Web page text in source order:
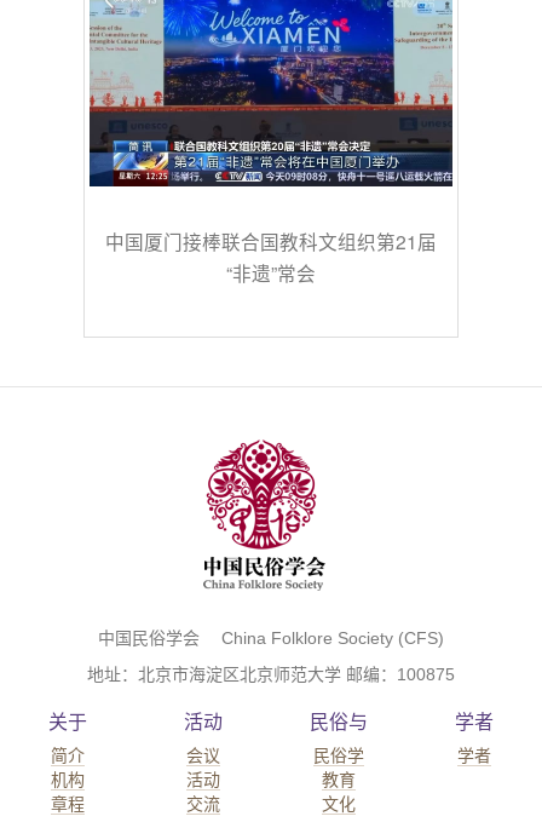
中国厦门接棒联合国教科文组织第21届
“非遗”常会
中国民俗学会 China Folklore Society (CFS)
地址：北京市海淀区北京师范大学 邮编：100875
关于
简介
机构
章程
活动
会议
活动
交流
民俗与
民俗学
教育
文化
学者
学者